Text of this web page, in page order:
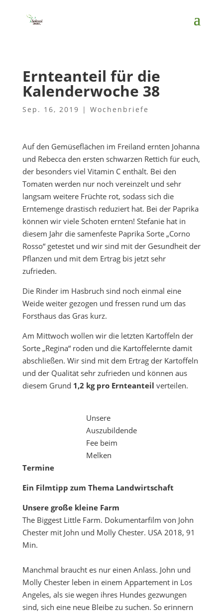
Ernteanteil für die
Kalenderwoche 38
Sep. 16, 2019 | Wochenbriefe
Auf den Gemüseflächen im Freiland ernten Johanna
und Rebecca den ersten schwarzen Rettich für euch,
der besonders viel Vitamin C enthält. Bei den
Tomaten werden nur noch vereinzelt und sehr
langsam weitere Früchte rot, sodass sich die
Erntemenge drastisch reduziert hat. Bei der Paprika
können wir viele Schoten ernten! Stefanie hat in
diesem Jahr die samenfeste Paprika Sorte „Corno
Rosso“ getestet und wir sind mit der Gesundheit der
Pflanzen und mit dem Ertrag bis jetzt sehr
zufrieden.
Die Rinder im Hasbruch sind noch einmal eine
Weide weiter gezogen und fressen rund um das
Forsthaus das Gras kurz.
Am Mittwoch wollen wir die letzten Kartoffeln der
Sorte „Regina“ roden und die Kartoffelernte damit
abschließen. Wir sind mit dem Ertrag der Kartoffeln
und der Qualität sehr zufrieden und können aus
diesem Grund 1,2 kg pro Ernteanteil verteilen.
Unsere
Auszubildende
Fee beim
Melken
Termine
Ein Filmtipp zum Thema Landwirtschaft
Unsere große kleine Farm
The Biggest Little Farm. Dokumentarfilm von John
Chester mit John und Molly Chester. USA 2018, 91
Min.
Manchmal braucht es nur einen Anlass. John und
Molly Chester leben in einem Appartement in Los
Angeles, als sie wegen ihres Hundes gezwungen
sind, sich eine neue Bleibe zu suchen. So erinnern